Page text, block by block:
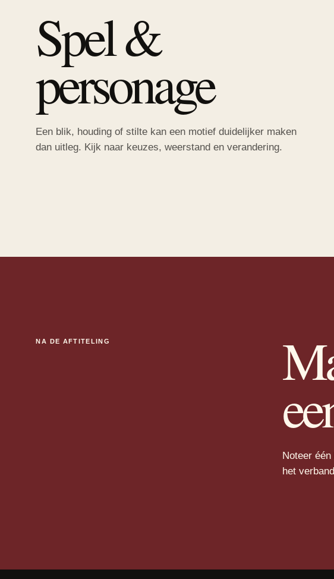
Spel &
personage
Een blik, houding of stilte kan een motief duidelijker maken
dan uitleg. Kijk naar keuzes, weerstand en verandering.
NA DE AFTITELING
Noteer
het